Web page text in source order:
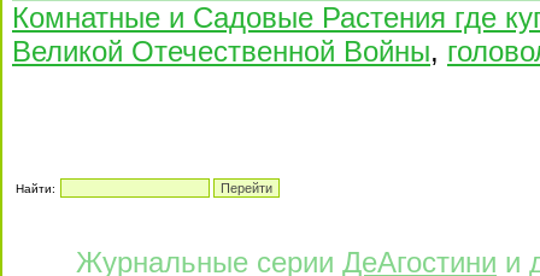
Комнатные и Садовые Растения где
Великой Отечественной Войны,
Найти:
Журнальные серии ДеАгостини и